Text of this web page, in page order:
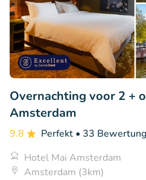
Overnachting voor 2 +
Amsterdam
9.8 Perfekt • 33
Hotel Mai Amsterdam
Amsterdam (3km)